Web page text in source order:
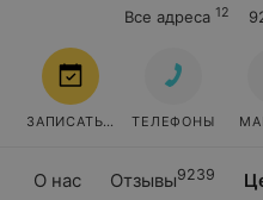
О нас Отзывы9239
Все адреса 12
ЗАПИСАТЬСЯ ТЕЛЕФОНЫ